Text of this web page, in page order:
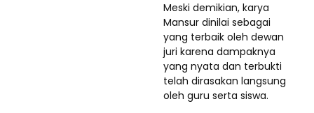
Meski demikian, karya
Mansur dinilai sebagai
yang terbaik oleh dewan
juri karena dampaknya
yang nyata dan terbukti
telah dirasakan langsung
oleh guru serta siswa.